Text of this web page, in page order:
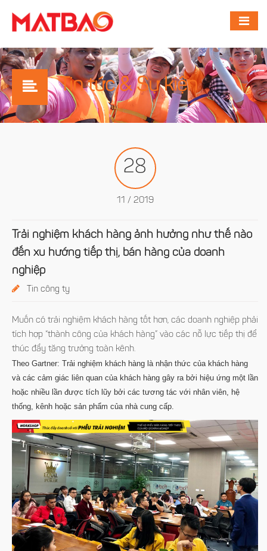
Tin tức & Sự kiện
28
11 / 2019
Trải nghiệm khách hàng ảnh hưởng như thế nào
đến xu hướng tiếp thị, bán hàng của doanh
nghiệp
Tin công ty
Muốn có trải nghiệm khách hàng tốt hơn, các doanh nghiệp phải
tích hợp “thành công của khách hàng” vào các nỗ lực tiếp thị để
thúc đẩy tăng trưởng toàn kênh.
Theo Gartner: Trải nghiệm khách hàng là nhận thức của khách hàng
và các cảm giác liên quan của khách hàng gây ra bởi hiệu ứng một lần
hoặc nhiều lần được tích lũy bởi các tương tác với nhân viên, hệ
thống, kênh hoặc sản phẩm của nhà cung cấp.